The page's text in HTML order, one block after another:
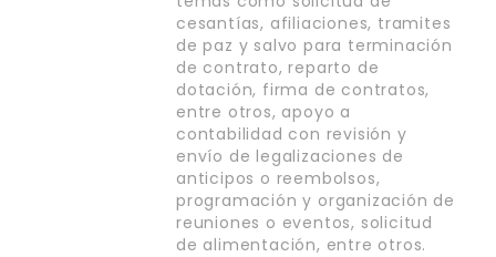
cesantías, afiliaciones, tramites
de paz y salvo para terminación
de contrato, reparto de
dotación, firma de contratos,
entre otros, apoyo a
contabilidad con revisión y
envío de legalizaciones de
anticipos o reembolsos,
programación y organización de
reuniones o eventos, solicitud
de alimentación, entre otros.